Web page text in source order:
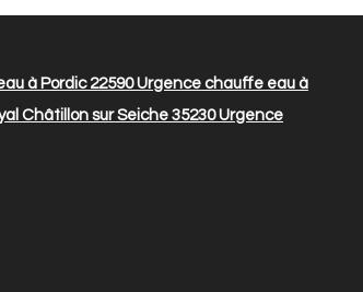
à Pordic 22590Urgence chauffe eau à
Châtillon sur Seiche 35230Urgence